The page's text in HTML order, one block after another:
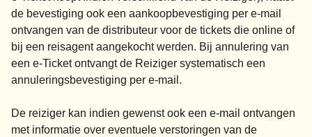
de bevestiging ook een aankoopbevestiging per e-mail
ontvangen van de distributeur voor de tickets die online of
bij een reisagent aangekocht werden. Bij annulering van
een e-Ticket ontvangt de Reiziger systematisch een
annuleringsbevestiging per e-mail.
De reiziger kan indien gewenst ook een e-mail ontvangen
met informatie over eventuele verstoringen van de